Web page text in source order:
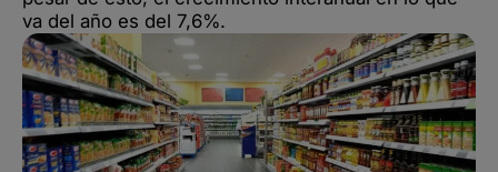
va del año es del 7,6%.